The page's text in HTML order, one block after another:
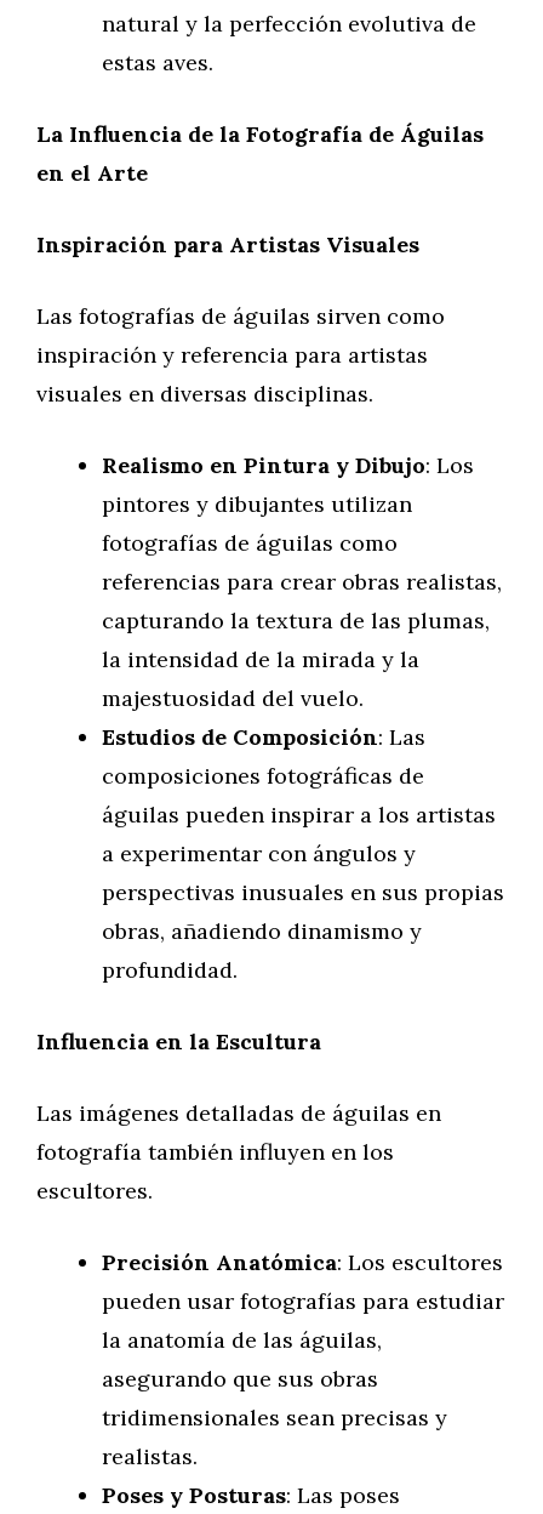
natural y la perfección evolutiva de
estas aves.
La Influencia de la Fotografía de Águilas
en el Arte
Inspiración para Artistas Visuales
Las fotografías de águilas sirven como
inspiración y referencia para artistas
visuales en diversas disciplinas.
Realismo en Pintura y Dibujo: Los
pintores y dibujantes utilizan
fotografías de águilas como
referencias para crear obras realistas,
capturando la textura de las plumas,
la intensidad de la mirada y la
majestuosidad del vuelo.
Estudios de Composición: Las
composiciones fotográficas de
águilas pueden inspirar a los artistas
a experimentar con ángulos y
perspectivas inusuales en sus propias
obras, añadiendo dinamismo y
profundidad.
Influencia en la Escultura
Las imágenes detalladas de águilas en
fotografía también influyen en los
escultores.
Precisión Anatómica: Los escultores
pueden usar fotografías para estudiar
la anatomía de las águilas,
asegurando que sus obras
tridimensionales sean precisas y
realistas.
Poses y Posturas: Las poses